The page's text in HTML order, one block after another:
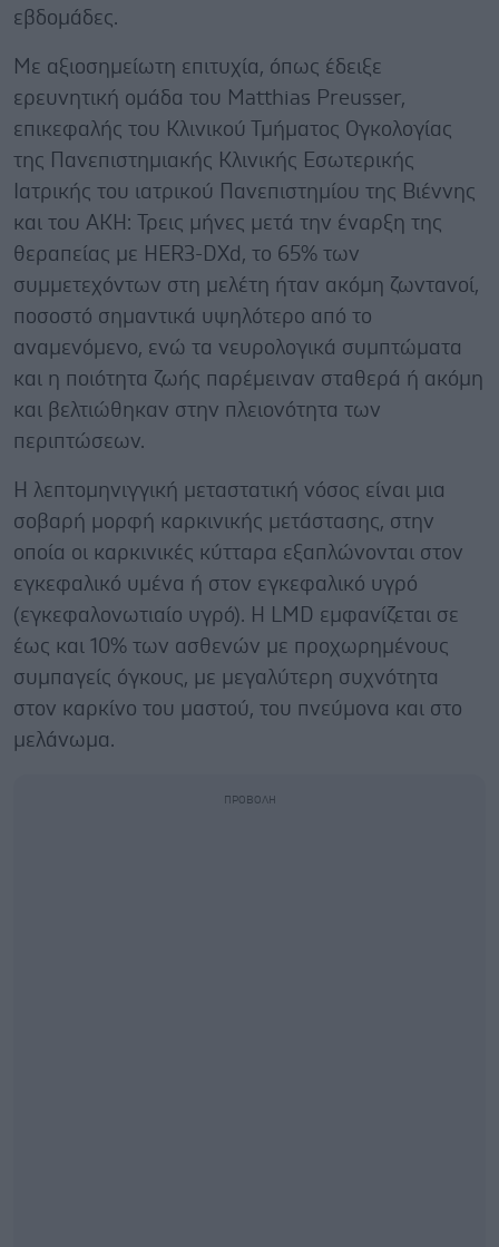
εβδομάδες.
Με αξιοσημείωτη επιτυχία, όπως έδειξε
ερευνητική ομάδα του Matthias Preusser,
επικεφαλής του Κλινικού Τμήματος Ογκολογίας
της Πανεπιστημιακής Κλινικής Εσωτερικής
Ιατρικής του ιατρικού Πανεπιστημίου της Βιέννης
και του AKH: Τρεις μήνες μετά την έναρξη της
θεραπείας με HER3-DXd, το 65% των
συμμετεχόντων στη μελέτη ήταν ακόμη ζωντανοί,
ποσοστό σημαντικά υψηλότερο από το
αναμενόμενο, ενώ τα νευρολογικά συμπτώματα
και η ποιότητα ζωής παρέμειναν σταθερά ή ακόμη
και βελτιώθηκαν στην πλειονότητα των
περιπτώσεων.
Η λεπτομηνιγγική μεταστατική νόσος είναι μια
σοβαρή μορφή καρκινικής μετάστασης, στην
οποία οι καρκινικές κύτταρα εξαπλώνονται στον
εγκεφαλικό υμένα ή στον εγκεφαλικό υγρό
(εγκεφαλονωτιαίο υγρό). Η LMD εμφανίζεται σε
έως και 10% των ασθενών με προχωρημένους
συμπαγείς όγκους, με μεγαλύτερη συχνότητα
στον καρκίνο του μαστού, του πνεύμονα και στο
μελάνωμα.